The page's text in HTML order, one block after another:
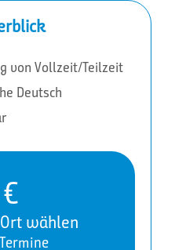
von Vollzeit/Teilzeit
Deutsch
€
wählen